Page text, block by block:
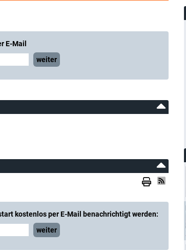
E-Mail
weiter
kostenlos per E-Mail benachrichtigt werden:
weiter